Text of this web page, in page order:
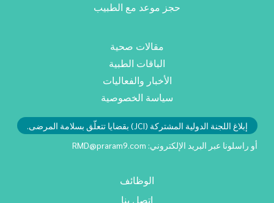
حجز موعد مع الطبيب
مقالات صحية
الباقات الطبية
الأخبار والفعاليات
سياسة الخصوصية
إبلاغ اللجنة الدولية المشتركة (JCI) بقضايا تتعلّق بسلامة المرضى.
أو راسلونا عبر البريد الإلكتروني: RMD@praram9.com
الوظائف
اتصل بنا